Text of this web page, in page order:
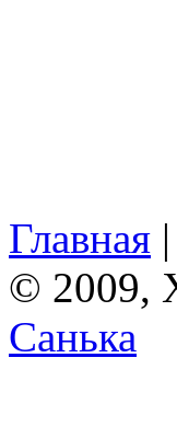
Главная |
© 2009,
Санька